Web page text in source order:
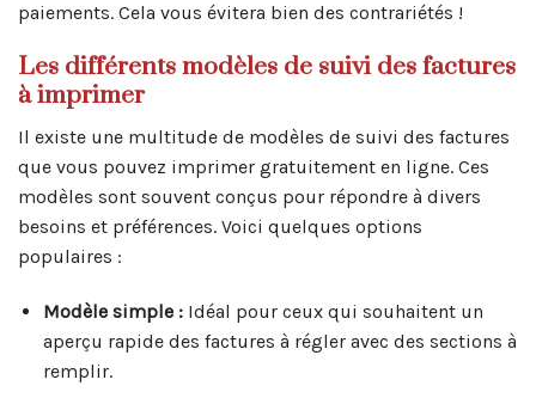
paiements. Cela vous évitera bien des contrariétés !
Les différents modèles de suivi des factures
à imprimer
Il existe une multitude de modèles de suivi des factures
que vous pouvez imprimer gratuitement en ligne. Ces
modèles sont souvent conçus pour répondre à divers
besoins et préférences. Voici quelques options
populaires :
Modèle simple :Idéal pour ceux qui souhaitent un
aperçu rapide des factures à régler avec des sections à
remplir.